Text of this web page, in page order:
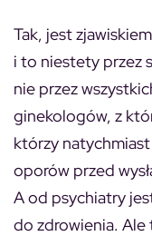
Tak, jest
i to niestety przez
nie przez
ginekologów, z
którzy
oporów przed
A od psychiatry
do zdrowienia. Ale